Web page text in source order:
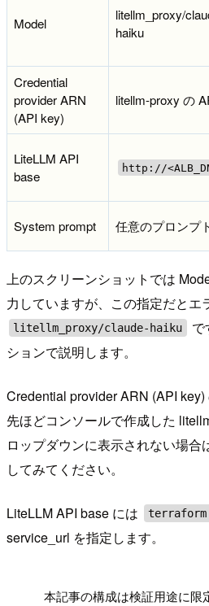
Model
litellm_proxy/
haiku
Credential
provider ARN
(API key)
litellm-proxy の
LiteLLM API
base
http://
System prompt 任意のプロンプ
上のスクリーンショットでは
力していますが、この指定だとエ
litellm_proxy/claude-haiku
で
ションで説明します。
Credential provider ARN (API key)
先ほどコンソールで作成した
ロップダウンに表示されない場
してみてください。
LiteLLM API base には
service_url を指定します。
本記事の構成は検証用途に限